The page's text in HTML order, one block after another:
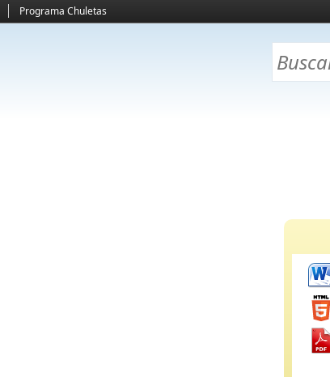
Programa Chuletas